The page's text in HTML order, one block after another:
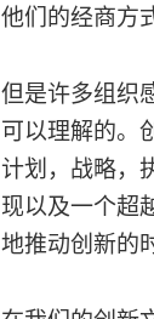
他们的经商方
但是许多组织
可以理解的。
计划，战略，
现以及一个超
地推动创新的